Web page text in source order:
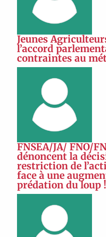
Jeunes
l’accord
contraintes au
FNSEA/JA/ FNO/
dénoncent la
restriction de
face à une
prédation du loup !